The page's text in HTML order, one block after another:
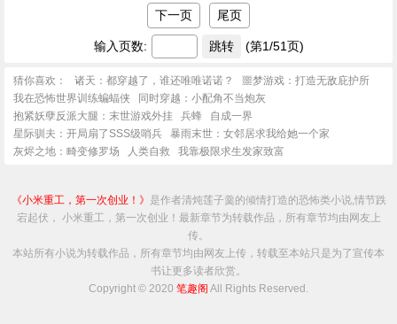
下一页 尾页
输入页数: (第1/51页)
猜你喜欢： 诸天：都穿越了，谁还唯唯诺诺？
噩梦游戏：打造无敌庇护所
我在恐怖世界训练蝙蝠侠
同时穿越：小配角不当炮灰
抱紧妖孽反派大腿：末世游戏外挂
兵蜂
自成一界
星际驯夫：开局扇了SSS级哨兵
暴雨末世：女邻居求我给她一个家
灰烬之地：畸变修罗场
人类自救 我靠极限求生发家致富
《小米重工，第一次创业！》 是作者清炖莲子羹的倾情打造的恐怖类小说,情节跌
宕起伏， 小米重工，第一次创业！最新章节为转载作品，所有章节均由网友上
传。
本站所有小说为转载作品，所有章节均由网友上传，转载至本站只是为了宣传本
书让更多读者欣赏。
Copyright © 2020 笔趣阁 All Rights Reserved.